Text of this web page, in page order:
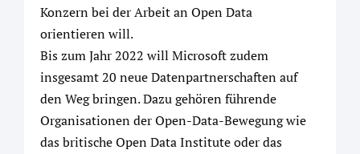
Konzern bei der Arbeit an Open Data
orientieren will.
Bis zum Jahr 2022 will Microsoft zudem
insgesamt 20 neue Datenpartnerschaften auf
den Weg bringen. Dazu gehören führende
Organisationen der Open-Data-Bewegung wie
das britische Open Data Institute oder das